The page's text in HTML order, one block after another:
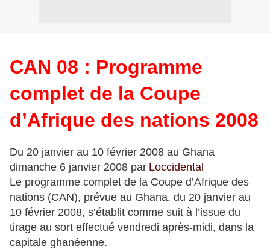
CAN 08 : Programme
complet de la Coupe
d’Afrique des nations 2008
Du 20 janvier au 10 février 2008 au Ghana
dimanche 6 janvier 2008 par Loccidental
Le programme complet de la Coupe d’Afrique des
nations (CAN), prévue au Ghana, du 20 janvier au
10 février 2008, s’établit comme suit à l’issue du
tirage au sort effectué vendredi après-midi, dans la
capitale ghanéenne.